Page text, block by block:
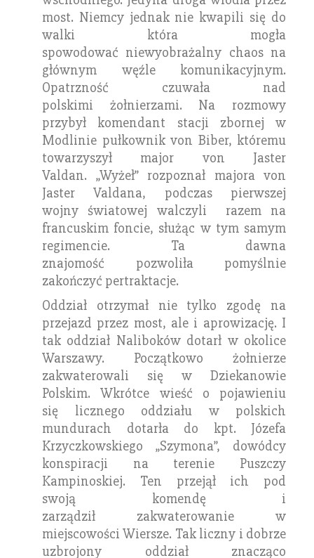
most. Niemcy jednak nie kwapili się do
walki która mogła
spowodować niewyobrażalny chaos na
głównym węźle komunikacyjnym.
Opatrzność czuwała nad
polskimi żołnierzami. Na rozmowy
przybył komendant stacji zbornej w
Modlinie pułkownik von Biber, któremu
towarzyszył major von Jaster
Valdan. „Wyżeł” rozpoznał majora von
Jaster Valdana, podczas pierwszej
wojny światowej walczyli razem na
francuskim foncie, służąc w tym samym
regimencie. Ta dawna
znajomość pozwoliła pomyślnie
zakończyć pertraktacje.
Oddział otrzymał nie tylko zgodę na
przejazd przez most, ale i aprowizację. I
tak oddział Naliboków dotarł w okolice
Warszawy. Początkowo żołnierze
zakwaterowali się w Dziekanowie
Polskim. Wkrótce wieść o pojawieniu
się licznego oddziału w polskich
mundurach dotarła do kpt. Józefa
Krzyczkowskiego „Szymona”, dowódcy
konspiracji na terenie Puszczy
Kampinoskiej. Ten przejął ich pod
swoją komendę i
zarządził zakwaterowanie w
miejscowości Wiersze. Tak liczny i dobrze
uzbrojony oddział znacząco